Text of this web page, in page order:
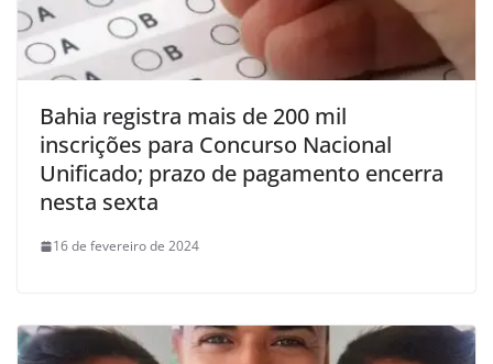
Bahia registra mais de 200 mil
inscrições para Concurso Nacional
Unificado; prazo de pagamento encerra
nesta sexta
16 de fevereiro de 2024